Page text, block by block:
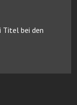
Titel bei den